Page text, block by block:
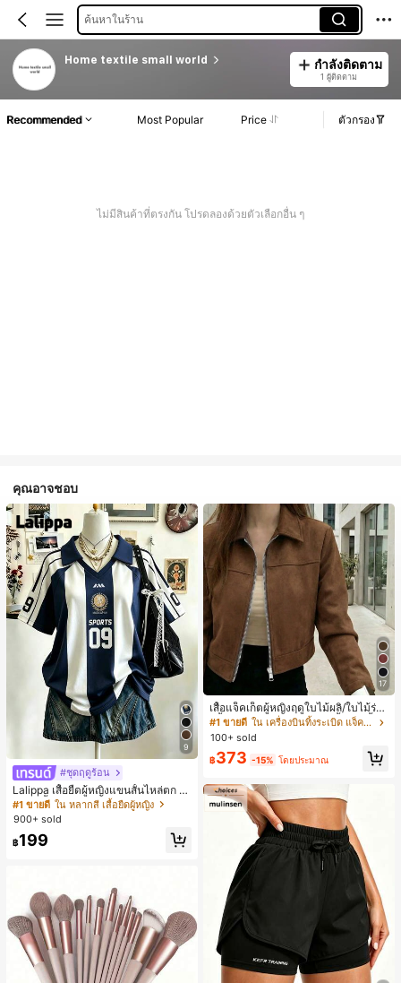
ค้นหาในร้าน
Home textile small world กำลังติดตาม
1 ผู้ติดตาม
Recommended Most Popular Price ตัวกรอง
ไม่มีสินค้าที่ตรงกัน โปรดลองด้วยตัวเลือกอื่น ๆ
คุณอาจชอบ
9
#ชุดฤดูร้อน
Lalippa เสื้อยืดผู้หญิงแขนสั้นไหล่ตก ค
อวีปกเสื้อ ลายพิมพ์ดิจิทัลลายทาง สไตล์
สปอร์ตแฟชั่นมินิมอล ของขวัญสำหรับเ
พื่อน
#1 ขายดี ใน หลากสี เสื้อยืดผู้หญิง
900+ sold
฿199
17
เสื้อแจ็คเก็ตผู้หญิงฤดูใบไม้ผลิ/ใบไม้ร่วง
สีพื้น หนังเทียม สไตล์ปกคอเสื้อ ซิปขึ้น
แขนยาว สไตล์ลำลอง วิทยาลัย สนามบิ
น เสื้อนอก สีน้ำตาล สไตล์สบายๆ ฤดูใบ
ไม้ร่วง
#1 ขายดี
ใน เครื่องบินทิ้งระเบิด แจ็คเก็ตผู้หญิง
100+ sold
฿373 -15% โดยประมาณ